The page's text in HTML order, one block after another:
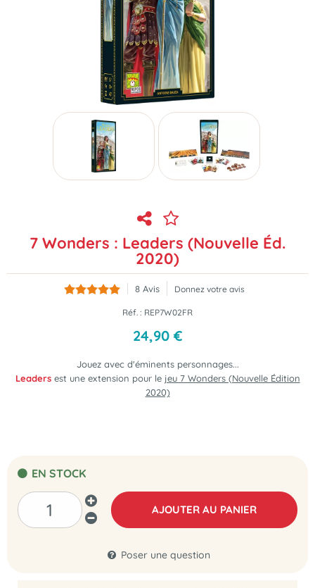
7 Wonders : Leaders (Nouvelle Éd.
2020)
8 Avis Donnez votre avis
Réf. : REP7W02FR
24,90 €
Jouez avec d'éminents personnages...
Leadersest une extension pour le jeu 7 Wonders (Nouvelle Édition
2020)
EN STOCK
AJOUTER AU PANIER
Poser une question